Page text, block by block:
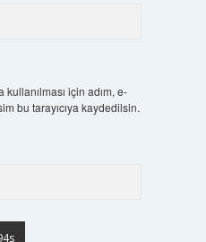
için adım, e-
bu tarayıcıya kaydedilsin.